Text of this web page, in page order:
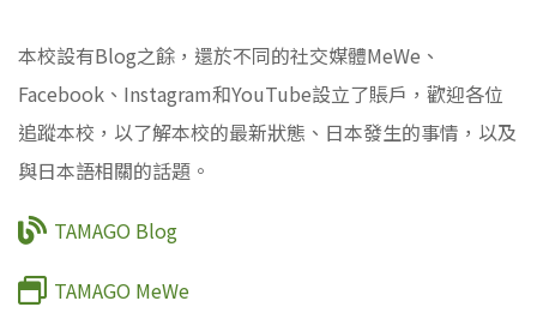
本校設有Blog之餘，還於不同的社交媒體MeWe、
Facebook、Instagram和YouTube設立了賬戶，歡迎各位
追蹤本校，以了解本校的最新狀態、日本發生的事情，以及
與日本語相關的話題。
TAMAGO Blog
TAMAGO MeWe